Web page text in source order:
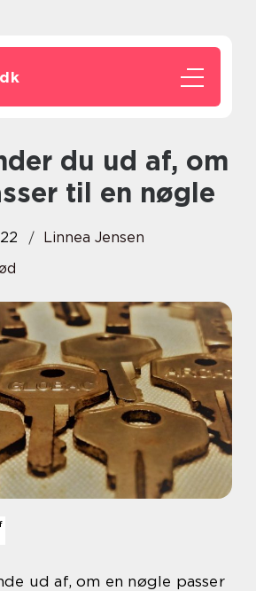
dk
til en nøgle
Linnea Jensen
ud af, om en nøgle passer